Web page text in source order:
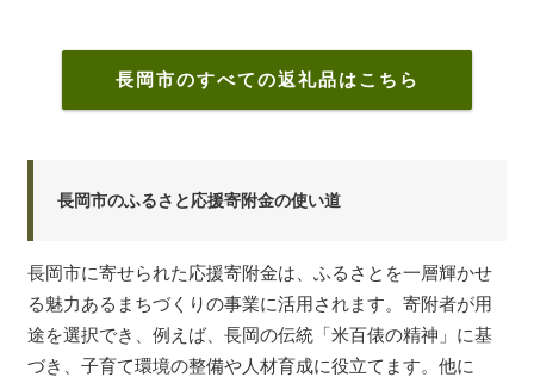
・骨なしサワラ西京漬 60g×3切
・にしん蒲焼 60g2切入×2パック
長岡市のすべての返礼品はこちら
長岡市のふるさと応援寄附金の使い道
長岡市に寄せられた応援寄附金は、ふるさとを一層輝かせ
る魅力あるまちづくりの事業に活用されます。寄附者が用
途を選択でき、例えば、長岡の伝統「米百俵の精神」に基
づき、子育て環境の整備や人材育成に役立てます。他に